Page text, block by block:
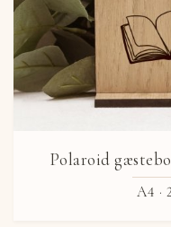
Polaroid
A4 ·